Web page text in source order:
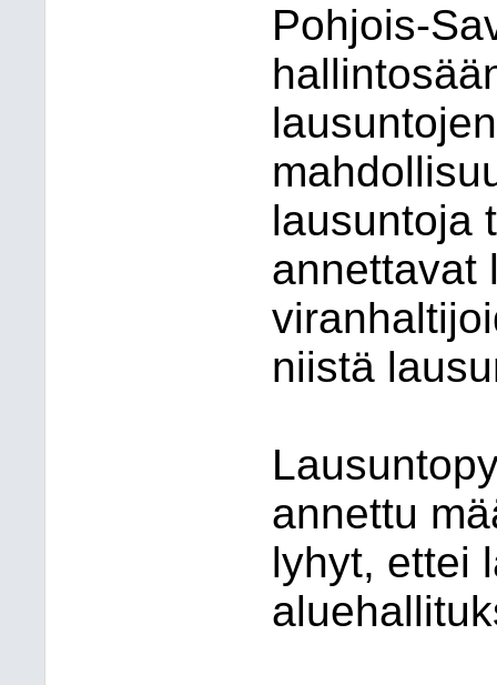
Pohjois-
lausuntoja
annettavat
niistä
annettu
lyhyt, ettei